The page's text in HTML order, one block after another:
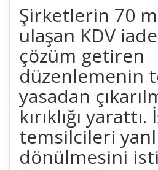
Şirketlerin 70
ulaşan KDV
çözüm getiren
düzenlemenin
yasadan
kırıklığı
temsilcileri
dönülmesini